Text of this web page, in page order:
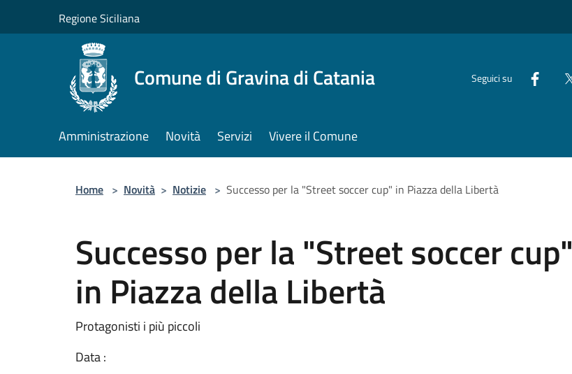
Regione Siciliana
Comune di Gravina di Catania Seguici su
Amministrazione Novità Servizi Vivere il Comune
Home > Novità > Notizie > Successo per la "Street soccer cup" in Piazza della Libertà
Successo per la "Street soccer cup"
in Piazza della Libertà
Protagonisti i più piccoli
Data :